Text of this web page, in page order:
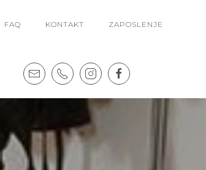
FAQ KONTAKT ZAPOSLENJE